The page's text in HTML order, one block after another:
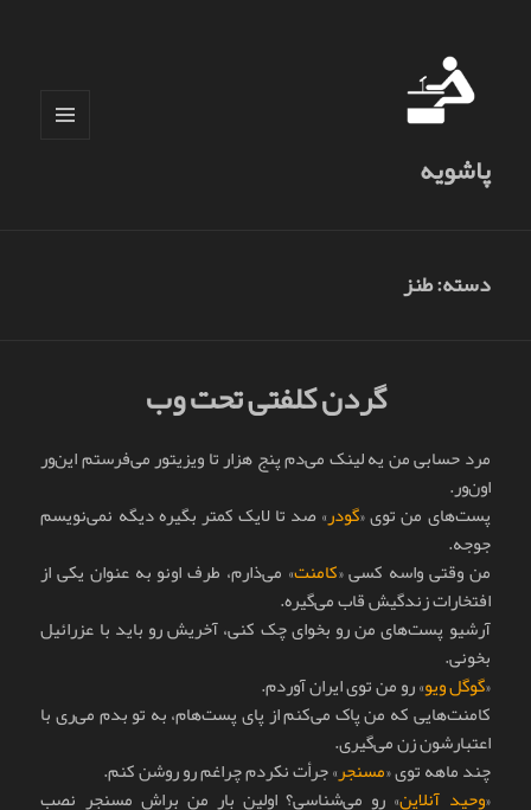
پاشویه
دسته:طنز
گردن کلفتی تحت وب
مرد حسابی من يه لينک می‌دم پنج هزار تا ويزيتور می‌فرستم اين‌ور
اون‌ور.
پست‌های من توی «گودر» صد تا لايک کمتر بگيره ديگه نمی‌نويسم
جوجه.
من وقتی واسه کسی «کامنت» می‌ذارم، طرف اونو به عنوان يکی از
افتخارات زندگيش قاب می‌گيره.
آرشيو پست‌های من رو بخوای چک کنی، آخريش رو بايد با عزرائيل
بخونی.
«گوگل ويو» رو من توی ايران آوردم.
کامنت‌هايی که من پاک می‌کنم از پای پست‌هام، به تو بدم می‌ری با
اعتبارشون زن می‌گيری.
چند ماهه توی «مسنجر» جرأت نکردم چراغم رو روشن کنم.
«وحید آنلاین» رو می‌شناسی؟ اولین بار من براش مسنجر نصب